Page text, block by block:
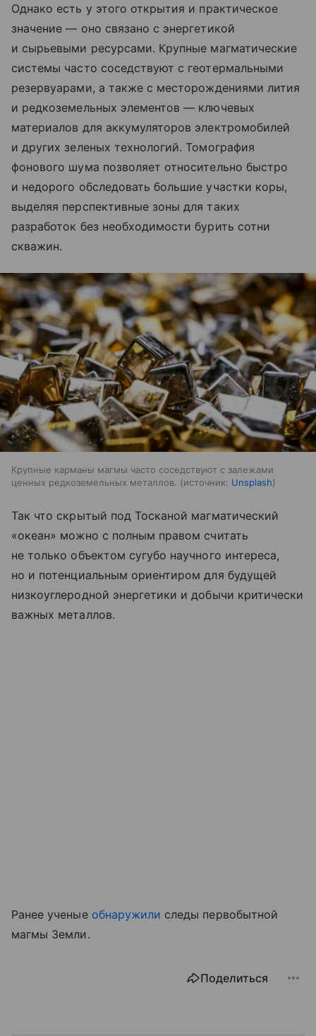
Однако есть у этого открытия и практическое
значение — оно связано с энергетикой
и сырьевыми ресурсами. Крупные магматические
системы часто соседствуют с геотермальными
резервуарами, а также с месторождениями лития
и редкоземельных элементов — ключевых
материалов для аккумуляторов электромобилей
и других зеленых технологий. Томография
фонового шума позволяет относительно быстро
и недорого обследовать большие участки коры,
выделяя перспективные зоны для таких
разработок без необходимости бурить сотни
скважин.
Крупные карманы магмы часто соседствуют с залежами
ценных редкоземельных металлов.
источник: Unsplash
Так что скрытый под Тосканой магматический
«океан» можно с полным правом считать
не только объектом сугубо научного интереса,
но и потенциальным ориентиром для будущей
низкоуглеродной энергетики и добычи критически
важных металлов.
Ранее ученые обнаружили следы первобытной
магмы Земли.
Поделиться